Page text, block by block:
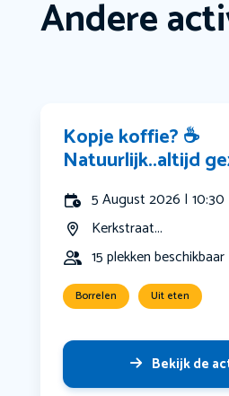
Andere
Kopje koffie? ☕️
Natuurlijk..altijd
5 August 2026 | 10:30
Kerkstraat...
15 plekken beschikbaar
Borrelen Uit eten
Bekijk de